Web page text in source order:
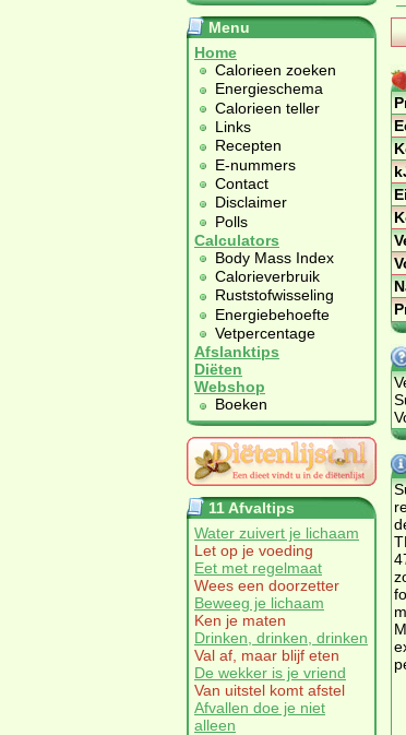
Menu
Home
Calorieen zoeken
Energieschema
Calorieen teller
Links
Recepten
E-nummers
Contact
Disclaimer
Polls
Calculators
Body Mass Index
Calorieverbruik
Ruststofwisseling
Energiebehoefte
Vetpercentage
Afslanktips
Diëten
Webshop
Boeken
11 Afvaltips
Water zuivert je lichaam
Let op je voeding
Eet met regelmaat
Wees een doorzetter
Beweeg je lichaam
Ken je maten
Drinken, drinken, drinken
Val af, maar blijf eten
De wekker is je vriend
Van uitstel komt afstel
Afvallen doe je niet
alleen